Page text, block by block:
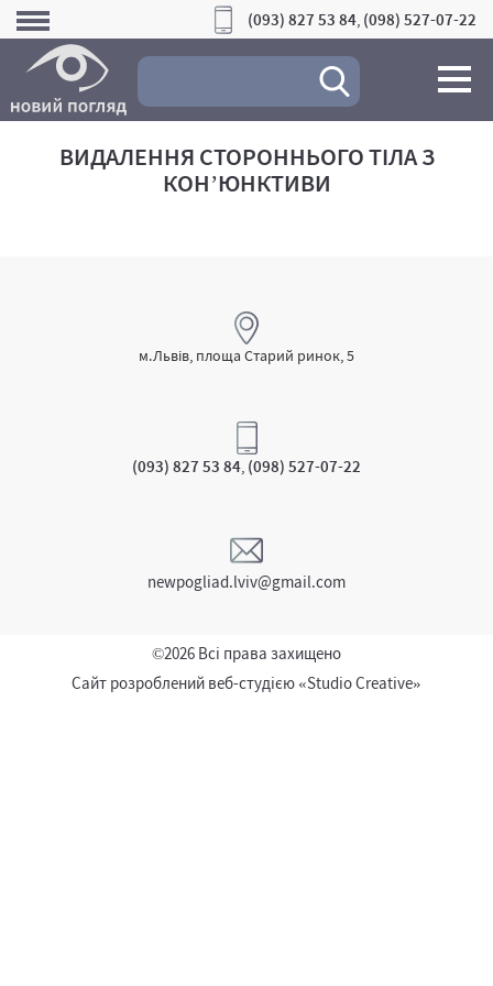
(093) 827 53 84 (098) 527-07-22
ВИДАЛЕННЯ СТОРОННЬОГО ТІЛА З
КОН’ЮНКТИВИ
м.Львів, площа Старий ринок, 5
(093) 827 53 84, (098) 527-07-22
newpogliad.lviv@gmail.com
©2026 Всі права захищено
Сайт розроблений веб-студією «Studio Creative»